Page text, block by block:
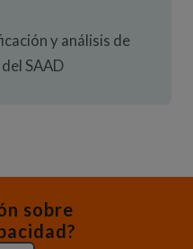
y análisis de
SAAD
sobre